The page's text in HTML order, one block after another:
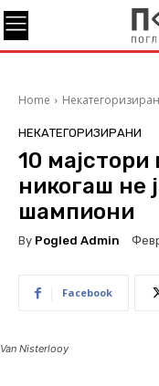
Home
НЕКАТЕГОРИЗИРАНИ
10
никогаш не
шампиони
By Pogled Admin
Facebook
Van Nisterlooy